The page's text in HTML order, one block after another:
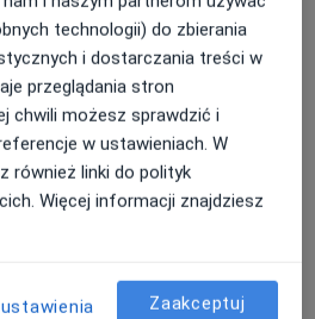
+
Umów wizytę
technologii) do zbierania
i dostarczania treści w
przeglądania stron
chwili możesz sprawdzić i
w ustawieniach. W
również linki do polityk
Więcej informacji znajdziesz
Zaakceptuj